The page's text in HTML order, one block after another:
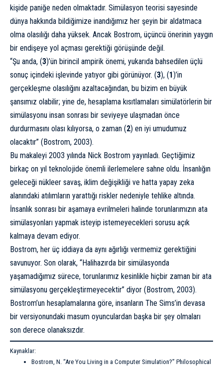
kişide paniğe neden olmaktadır. Simülasyon teorisi sayesinde
dünya hakkında bildiğimize inandığımız her şeyin bir aldatmaca
olma olasılığı daha yüksek. Ancak Bostrom, üçüncü önerinin yaygın
bir endişeye yol açması gerektiği görüşünde değil.
“Şu anda, (3)’ün birincil ampirik önemi, yukarıda bahsedilen üçlü
sonuç içindeki işlevinde yatıyor gibi görünüyor. (3), (1)’in
gerçekleşme olasılığını azaltacağından, bu bizim en büyük
şansımız olabilir; yine de, hesaplama kısıtlamaları simülatörlerin bir
simülasyonu insan sonrası bir seviyeye ulaşmadan önce
durdurmasını olası kılıyorsa, o zaman (2) en iyi umudumuz
olacaktır” (Bostrom, 2003).
Bu makaleyi 2003 yılında Nick Bostrom yayınladı. Geçtiğimiz
birkaç on yıl teknolojide önemli ilerlemelere sahne oldu. İnsanlığın
geleceği nükleer savaş, iklim değişikliği ve hatta yapay zeka
alanındaki atılımların yarattığı riskler nedeniyle tehlike altında.
İnsanlık sonrası bir aşamaya evrilmeleri halinde torunlarımızın ata
simülasyonları yapmak isteyip istemeyecekleri sorusu açık
kalmaya devam ediyor.
Bostrom, her üç iddiaya da aynı ağırlığı vermemiz gerektiğini
savunuyor. Son olarak, “Halihazırda bir simülasyonda
yaşamadığımız sürece, torunlarımız kesinlikle hiçbir zaman bir ata
simülasyonu gerçekleştirmeyecektir” diyor (Bostrom, 2003).
Bostrom’un hesaplamalarına göre, insanların The Sims’in devasa
bir versiyonundaki masum oyunculardan başka bir şey olmaları
son derece olanaksızdır.
Kaynaklar:
Bostrom, N. “Are You Living in a Computer Simulation?” Philosophical